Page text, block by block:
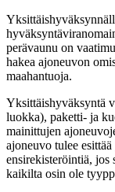
perävaunu on
hakea ajoneuvon
maahantuoja.
Yksittäishyväksyntä
luokka), paketti- ja
mainittujen
ajoneuvo tulee
ensirekisteröintiä, jos
kaikilta osin ole